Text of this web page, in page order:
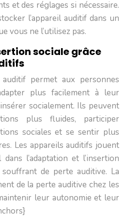
et des réglages si nécessaire.
l’appareil auditif dans un
vous ne l’utilisez pas.
sociale grâce
permet aux personnes
plus facilement à leur
socialement. Ils peuvent
plus fluides, participer
sociales et se sentir plus
Les appareils auditifs jouent
l’adaptation et l’insertion
de perte auditive. La
de la perte auditive chez les
leur autonomie et leur